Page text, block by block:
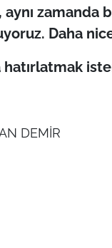
aynı
Daha
hatırlatmak
DEMİR